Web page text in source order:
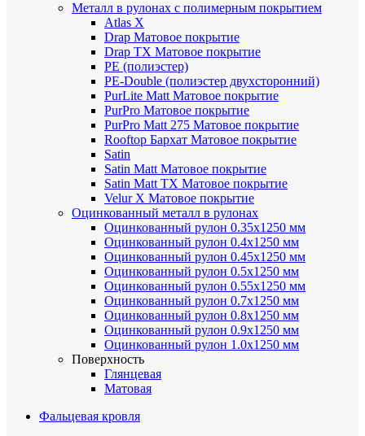
Металл в рулонах с полимерным покрытием
Atlas X
Drap Матовое покрытие
Drap TX Матовое покрытие
PE (полиэстер)
PE-Double (полиэстер двухсторонний)
PurLite МattМатовое покрытие
PurPro Матовое покрытие
PurPro Matt 275 Матовое покрытие
Rooftop Бархат Матовое покрытие
Satin
Satin МattМатовое покрытие
Satin Matt TX Матовое покрытие
Velur X Матовое покрытие
Оцинкованный металл в рулонах
Оцинкованный рулон 0.35х1250 мм
Оцинкованный рулон 0.4х1250 мм
Оцинкованный рулон 0.45х1250 мм
Оцинкованный рулон 0.5х1250 мм
Оцинкованный рулон 0.55х1250 мм
Оцинкованный рулон 0.7х1250 мм
Оцинкованный рулон 0.8х1250 мм
Оцинкованный рулон 0.9х1250 мм
Оцинкованный рулон 1.0х1250 мм
Поверхность
Глянцевая
Матовая
Фальцевая кровля